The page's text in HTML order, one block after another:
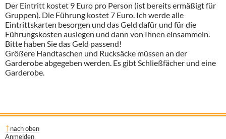
Der Eintritt kostet 9 Euro pro Person (ist bereits ermäßigt für
Gruppen). Die Führung kostet 7 Euro. Ich werde alle
Eintrittskarten besorgen und das Geld dafür und für die
Führungskosten auslegen und dann von Ihnen einsammeln.
Bitte haben Sie das Geld passend!
Größere Handtaschen und Rucksäcke müssen an der
Garderobe abgegeben werden. Es gibt Schließfächer und eine
Garderobe.
nach oben
Anmelden